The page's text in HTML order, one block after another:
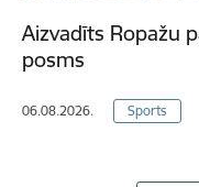
Aizvadīts Ropažu
posms
06.08.2026. Sports